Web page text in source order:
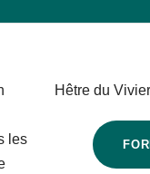
les
Hêtre du